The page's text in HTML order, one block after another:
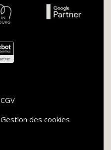
CGV
Gestion des cookies